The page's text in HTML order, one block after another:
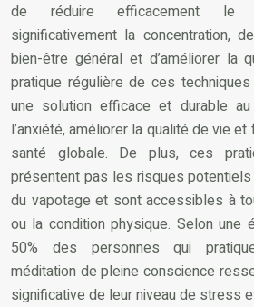
de réduire efficacement le
significativement la concentration,
bien-être général et d’améliorer la
pratique régulière de ces
une solution efficace et durable
l’anxiété, améliorer la qualité de vie
santé globale. De plus, ces
présentent pas les risques potentiels
du vapotage et sont accessibles à
ou la condition physique. Selon une
50% des personnes qui
méditation de pleine conscience
significative de leur niveau de stress